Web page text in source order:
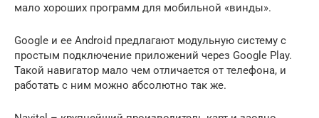
мало хороших программ для мобильной «винды».
Google и ее Android предлагают модульную систему с
простым подключение приложений через Google Play.
Такой навигатор мало чем отличается от телефона, и
работать с ним можно абсолютно так же.